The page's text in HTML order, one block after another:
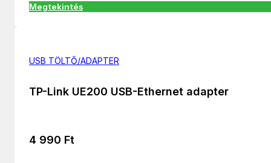
Megtekintés
USB TÖLTŐ/ADAPTER
TP-Link UE200 USB-Ethernet adapter
4 990 Ft